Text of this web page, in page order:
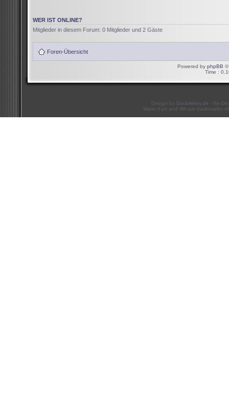
WER IST ONLINE?
Mitglieder in diesem Forum: 0 Mitglieder und 2 Gäste
Foren-Übersicht
Powered by phpBB ©
Time :
Design by Doublekey.de - Re-
Mario Kart and Wii are trademarks